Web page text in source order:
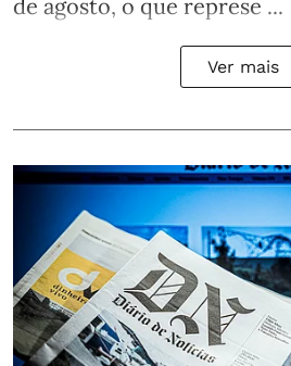
de agosto, o que represe ...
Ver mais